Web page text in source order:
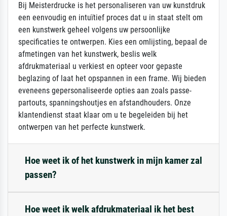
Bij Meisterdrucke is het personaliseren van uw kunstdruk
een eenvoudig en intuïtief proces dat u in staat stelt om
een kunstwerk geheel volgens uw persoonlijke
specificaties te ontwerpen. Kies een omlijsting, bepaal de
afmetingen van het kunstwerk, beslis welk
afdrukmateriaal u verkiest en opteer voor gepaste
beglazing of laat het opspannen in een frame. Wij bieden
eveneens gepersonaliseerde opties aan zoals passe-
partouts, spanningshoutjes en afstandhouders. Onze
klantendienst staat klaar om u te begeleiden bij het
ontwerpen van het perfecte kunstwerk.
Hoe weet ik of het kunstwerk in mijn kamer zal
passen?
Hoe weet ik welk afdrukmateriaal ik het best